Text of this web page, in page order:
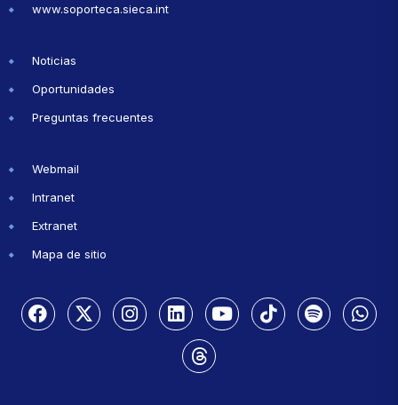
www.soporteca.sieca.int
Noticias
Oportunidades
Preguntas frecuentes
Webmail
Intranet
Extranet
Mapa de sitio